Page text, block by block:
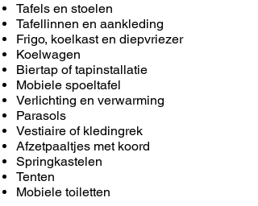
Tafels en stoelen
Tafellinnen en aankleding
Frigo, koelkast en diepvriezer
Koelwagen
Biertap of tapinstallatie
Mobiele spoeltafel
Verlichting en verwarming
Parasols
Vestiaire of kledingrek
Afzetpaaltjes met koord
Springkastelen
Tenten
Mobiele toiletten